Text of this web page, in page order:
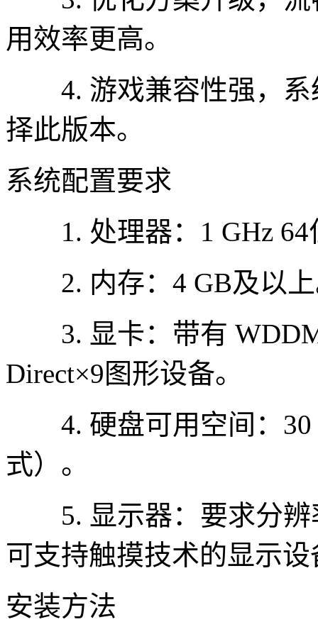
用效率更高。
4. 游戏兼容性强，系
择此版本。
系统配置要求
1. 处理器：1 GHz 64
2. 内存：4 GB及以
3. 显卡：带有 WDDM
Direct×9图形设备。
4. 硬盘可用空间：30
式）。
5. 显示器：要求分辨
可支持触摸技术的显示设
安装方法